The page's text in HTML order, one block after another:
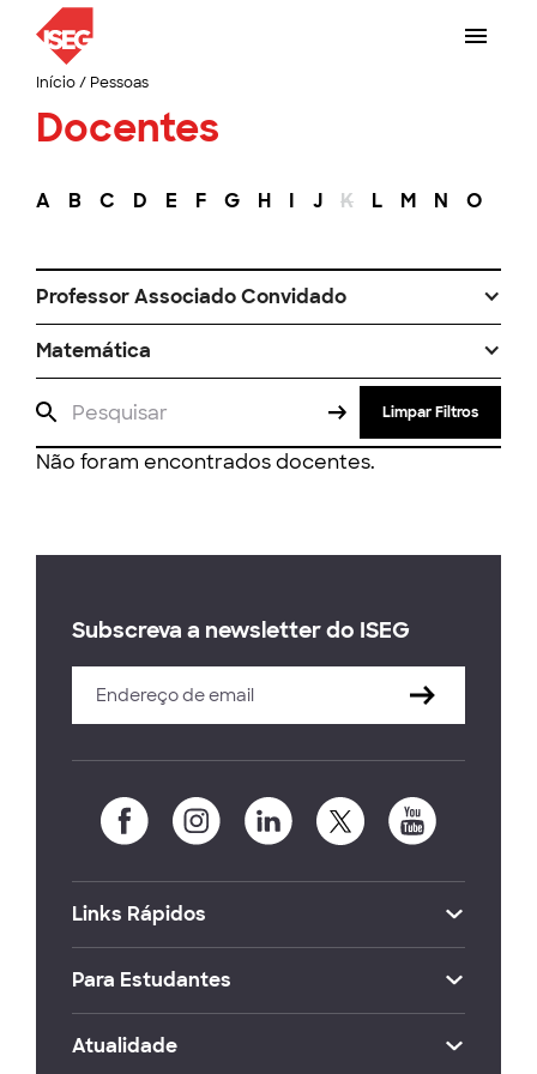
Início/ Pessoas
Docentes
A B C D E F G H I J K L M N O
Professor Associado Convidado
Matemática
Limpar Filtros
Não foram encontrados docentes.
Subscreva a newsletter do ISEG
Links Rápidos
Para Estudantes
Atualidade